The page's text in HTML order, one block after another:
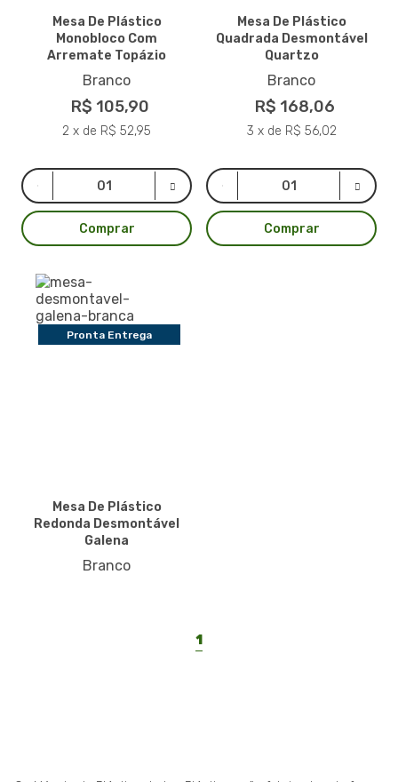
Mesa De Plástico
Monobloco Com
Arremate Topázio
Branco
R$ 105,90
2 x de R$ 52,95
Comprar
Mesa De Plástico
Quadrada Desmontável
Quartzo
Branco
R$ 168,06
3 x de R$ 56,02
Comprar
Pronta Entrega
Mesa De Plástico
Redonda Desmontável
Galena
Branco
1